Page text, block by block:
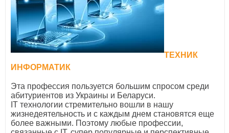
ТЕХНИК
ИНФОРМАТИК
Эта профессия пользуется большим спросом среди
абитуриентов из Украины и Беларуси.
IТ технологии стремительно вошли в нашу
жизнедеятельность и с каждым днем ​​становятся еще
более важными. Поэтому любые профессии,